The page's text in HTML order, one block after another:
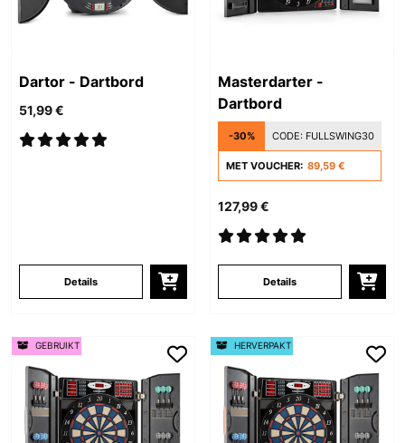
Dartor - Dartbord
51,99 €
Details
Masterdarter -
Dartbord
-30% CODE: FULLSWING30
MET VOUCHER: 89,59 €
127,99 €
Details
GEBRUIKT HERVERPAKT